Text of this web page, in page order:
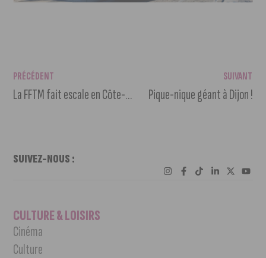
PRÉCÉDENT
La FFTM fait escale en Côte-d’Or pour dénicher les “trucs qui marchent”
SUIVANT
Pique-nique géant à Dijon !
SUIVEZ-NOUS :
CULTURE & LOISIRS
Cinéma
Culture